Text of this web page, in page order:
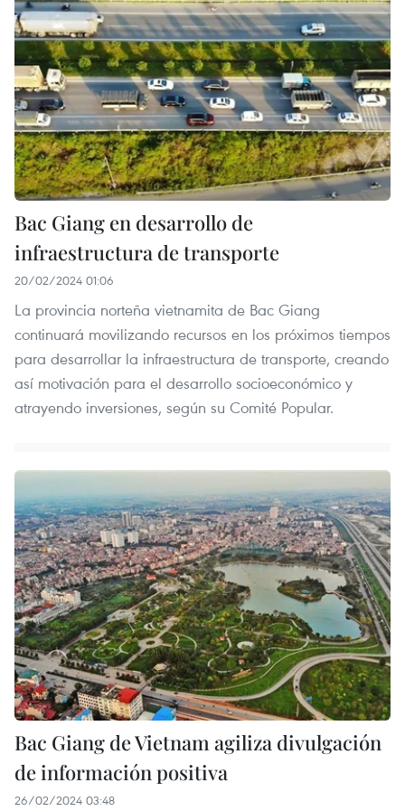
Bac Giang en desarrollo de
infraestructura de transporte
20/02/2024 01:06
La provincia norteña vietnamita de Bac Giang
continuará movilizando recursos en los próximos tiempos
para desarrollar la infraestructura de transporte, creando
así motivación para el desarrollo socioeconómico y
atrayendo inversiones, según su Comité Popular.
Bac Giang de Vietnam agiliza divulgación
de información positiva
26/02/2024 03:48